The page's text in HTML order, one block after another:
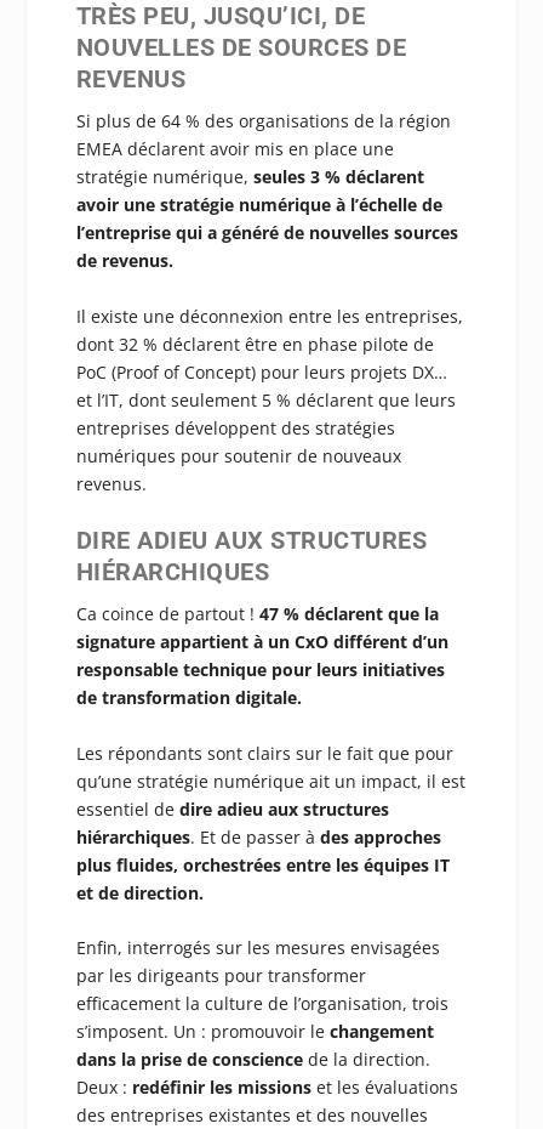
TRÈS PEU, JUSQU’ICI, DE
NOUVELLES DE SOURCES DE
REVENUS
Si plus de 64 % des organisations de la région
EMEA déclarent avoir mis en place une
stratégie numérique, seules 3 % déclarent
avoir une stratégie numérique à l’échelle de
l’entreprise qui a généré de nouvelles sources
de revenus.
Il existe une déconnexion entre les entreprises,
dont 32 % déclarent être en phase pilote de
PoC (Proof of Concept) pour leurs projets DX…
et l’IT, dont seulement 5 % déclarent que leurs
entreprises développent des stratégies
numériques pour soutenir de nouveaux
revenus.
DIRE ADIEU AUX STRUCTURES
HIÉRARCHIQUES
Ca coince de partout ! 47 % déclarent que la
signature appartient à un CxO différent d’un
responsable technique pour leurs initiatives
de transformation digitale.
Les répondants sont clairs sur le fait que pour
qu’une stratégie numérique ait un impact, il est
essentiel de dire adieu aux structures
hiérarchiques. Et de passer à des approches
plus fluides, orchestrées entre les équipes IT
et de direction.
Enfin, interrogés sur les mesures envisagées
par les dirigeants pour transformer
efficacement la culture de l’organisation, trois
s’imposent. Un : promouvoir le changement
dans la prise de consciencede la direction.
Deux : redéfinir les missionset les évaluations
des entreprises existantes et des nouvelles